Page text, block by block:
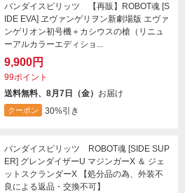
バンダイスピリッツ 【再販】ROBOT魂 [S
IDE EVA] ヱヴァンゲリヲン新劇場版 エヴァ
ンゲリオン初号機＋カシウスの槍（リニュ
ーアルカラーエディショ...
9,900円
99ポイント
送料無料、8月7日（金） お届け
クーポン 30%引き
バンダイスピリッツ ROBOT魂 [SIDE SUP
ER] グレンダイザーU マジンガーX ＆ ジェ
ットスクランダーX 【処分品の為、外装不
良による返品・交換不可】